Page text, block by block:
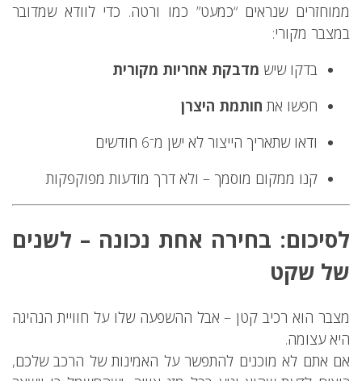
ממוחזרים שנראים “כמעט” כמו ורטה. כדי לוודא שמדובר
במצבר מקורי:
בדקו שיש מדבקת אחריות מקורית
חפשו את חותמת היצרן
ודאו שתאריך הייצור לא ישן מ־6 חודשים
קנו ממקום מוסמך – ולא דרך מודעות מפוקפקות
לסיכום: בחירה אחת נכונה – לשנים
של שקט
מצבר הוא רכיב קטן – אבל ההשפעה שלו על חוויית הנהיגה
היא עצומה.
אם אתם לא מוכנים להתפשר על האמינות של הרכב שלכם,